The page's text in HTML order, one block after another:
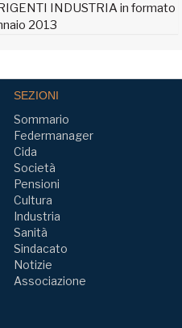
INDUSTRIA in formato
2013
SEZIONI
Sommario
Federmanager
Cida
Società
Pensioni
Cultura
Industria
Sanità
Sindacato
Notizie
Associazione